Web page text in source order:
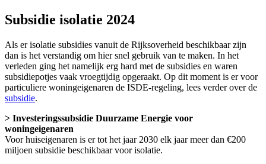
Subsidie isolatie 2024
Als er isolatie subsidies vanuit de Rijksoverheid beschikbaar zijn
dan is het verstandig om hier snel gebruik van te maken. In het
verleden ging het namelijk erg hard met de subsidies en waren
subsidiepotjes vaak vroegtijdig opgeraakt. Op dit moment is er voor
particuliere woningeigenaren de ISDE-regeling, lees verder over de
subsidie.
> Investeringssubsidie Duurzame Energie voor
woningeigenaren
Voor huiseigenaren is er tot het jaar 2030 elk jaar meer dan €200
miljoen subsidie beschikbaar voor isolatie.